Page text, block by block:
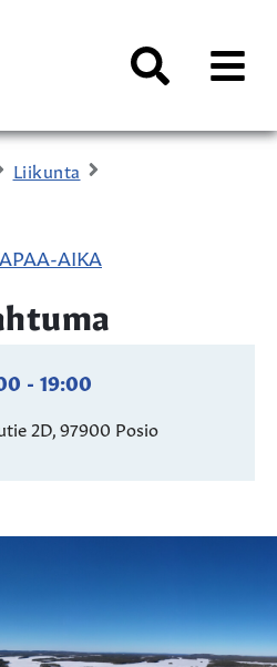
AVAA
Liikunta
AIKA
- 19:00
2D, 97900 Posio